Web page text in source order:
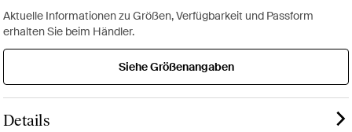
Aktuelle Informationen zu Größen, Verfügbarkeit und Passform
erhalten Sie beim Händler.
Siehe Größenangaben
Details